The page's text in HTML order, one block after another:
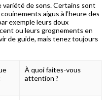
de sons. Certains sont
aigus à l'heure des
exemple leurs doux
ou leurs grognements en
de guide, mais tenez toujours
À quoi faites-vous
attention ?